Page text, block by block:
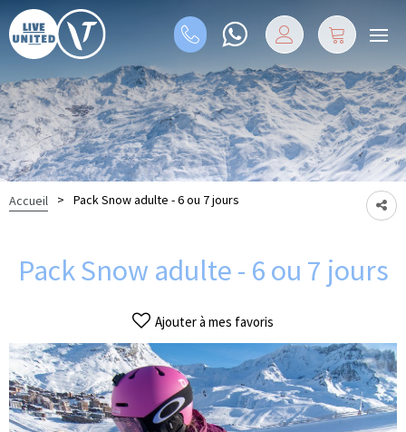
Accueil > Pack Snow adulte - 6 ou 7 jours
Pack Snow adulte - 6 ou 7 jours
Ajouter à mes favoris